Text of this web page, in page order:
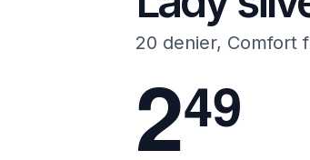
20 denier, Comfort
249